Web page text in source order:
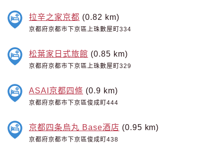
拉辛之家京都 (0.82 km)
京都府京都市下京區上珠數屋町334
松葉家日式旅館 (0.85 km)
京都府京都市下京區上珠數屋町329
ASAI京都四條 (0.9 km)
京都府京都市下京區俊成町444
京都四条烏丸 Base酒店 (0.95 km)
京都府京都市下京區俊成町438